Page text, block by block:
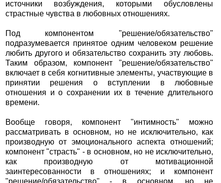
источники возбуждения, которыми обусловлены
страстные чувства в любовных отношениях.
Под компонентом "решение/обязательство"
подразумевается принятое одним человеком решение
любить другого и обязательство сохранить эту любовь.
Таким образом, компонент "решение/обязательство"
включает в себя когнитивные элементы, участвующие в
принятии решения о вступлении в любовные
отношения и о сохранении их в течение длительного
времени.
Вообще говоря, компонент "интимность" можно
рассматривать в основном, но не исключительно, как
производную от эмоционального аспекта отношений;
компонент "страсть" - в основном, но не исключительно,
как производную от мотивационной
заинтересованности в отношениях; и компонент
"решение/обязательство" - в основном, но не